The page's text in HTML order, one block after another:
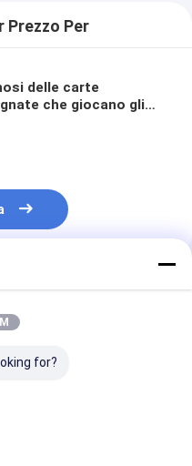
Prezzo Per
delle carte
che giocano gli
for?